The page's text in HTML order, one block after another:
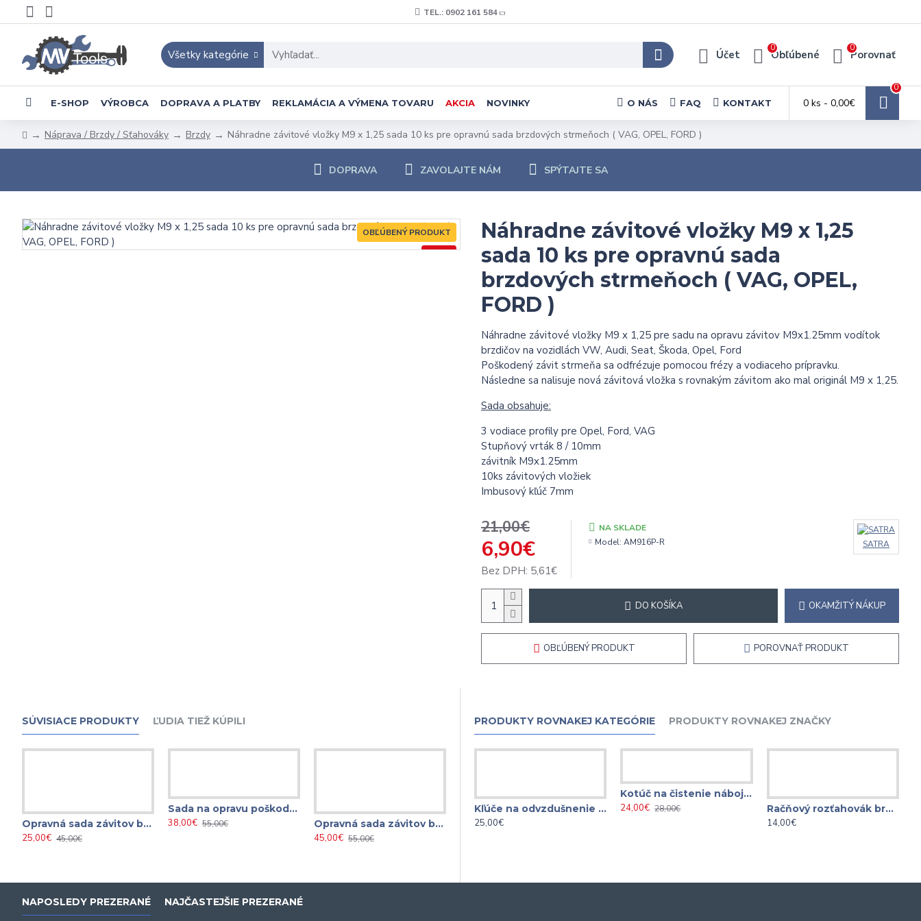
TEL.: 0902 161 584
Všetky kategórie Účet Obľúbené
0
Porovnať
0
E-SHOP VÝROBCA DOPRAVA A PLATBY REKLAMÁCIA A VÝMENA TOVARU AKCIA NOVINKY O NÁS FAQ KONTAKT 0 ks - 0,00€
0
Náprava / Brzdy / Sťahováky Brzdy Náhradne závitové vložky M9 x 1,25 sada 10 ks pre opravnú sada brzdových strmeňoch ( VAG, OPEL, FORD )
DOPRAVA ZAVOLAJTE NÁM SPÝTAJTE SA
OBĽÚBENÝ PRODUKT
Náhradne závitové vložky M9 x 1,25
sada 10 ks pre opravnú sada
brzdových strmeňoch ( VAG, OPEL,
FORD )
Náhradne závitové vložky M9 x 1,25 pre sadu na opravu závitov M9x1.25mm vodítok
brzdičov na vozidlách VW, Audi, Seat, Škoda, Opel, Ford
Poškodený závit strmeňa sa odfrézuje pomocou frézy a vodiaceho prípravku.
Následne sa nalisuje nová závitová vložka s rovnakým závitom ako mal originál M9 x 1,25.
Sada obsahuje:
3 vodiace profily pre Opel, Ford, VAG
Stupňový vrták 8 / 10mm
závitník M9x1.25mm
10ks závitových vložiek
Imbusový kľúč 7mm
6,90€
21,00€
Bez DPH: 5,61€
NA SKLADE
Model: AM916P-R SATRA
DO KOŠÍKA OKAMŽITÝ NÁKUP
OBĽÚBENÝ PRODUKT POROVNAŤ PRODUKT
SÚVISIACE PRODUKTY ĽUDIA TIEŽ KÚPILI
Opravná sada závitov brzdových strmeňoch M9 x 1,25 ( VAG, OPEL, FORD )
25,00€ 45,00€
Sada na opravu poškodených závitov 131 ks
38,00€ 55,00€
Opravná sada závitov brzdových strmeňoch M10 x 1,25 ( VAG, OPEL, FORD )
45,00€ 55,00€
PRODUKTY ROVNAKEJ KATEGÓRIE PRODUKTY ROVNAKEJ ZNAČKY
Kľúče na odvzdušnenie bŕzd a hydraulických spojok 7-dielna
25,00€
Kotúč na čistenie nábojov 150 mm 1/2"
24,00€ 28,00€
Račňový rozťahovák brzdového strmeňa 48 - 75MM
14,00€
NAPOSLEDY PREZERANÉ NAJČASTEJŠIE PREZERANÉ